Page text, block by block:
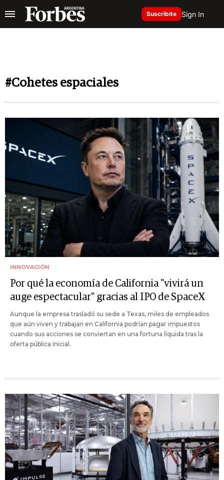
Suscribite Sign In
#Cohetes espaciales
INNOVACIÓN
Por qué la economía de California "vivirá un
auge espectacular" gracias al IPO de SpaceX
Aunque la empresa trasladó su sede a Texas, miles de empleados
que aún viven y trabajan en California podrían pagar impuestos
cuando sus acciones se conviertan en una fortuna líquida tras la
oferta pública inicial.